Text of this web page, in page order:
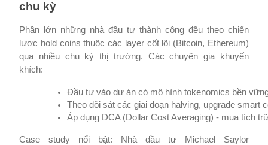
chu kỳ
Phần lớn những nhà đầu tư thành công đều theo chiến
lược hold coins thuộc các layer cốt lõi (Bitcoin, Ethereum)
qua nhiều chu kỳ thị trường. Các chuyên gia khuyến
khích:
Đầu tư vào dự án có mô hình tokenomics bền
Theo dõi sát các giai đoạn halving, upgrade
Áp dụng DCA (Dollar Cost Averaging) - mua tích
Case study nổi bật: Nhà đầu tư Michael Saylor